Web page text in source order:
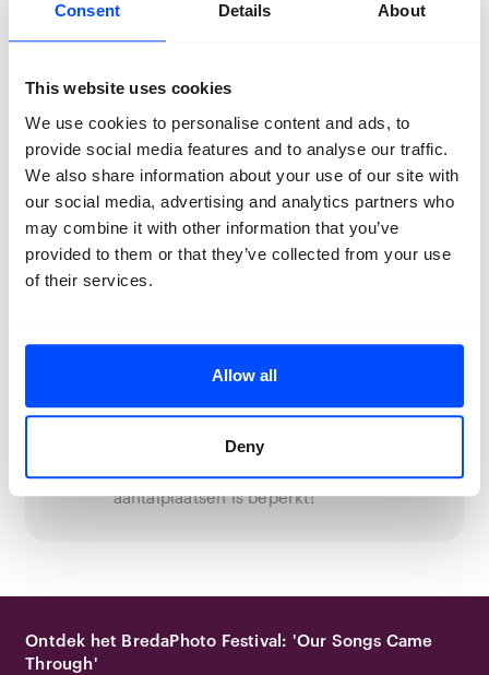
Consent Details About
This website uses cookies
We use cookies to personalise content and ads, to
provide social media features and to analyse our traffic.
We also share information about your use of our site with
our social media, advertising and analytics partners who
may combine it with other information that you’ve
provided to them or that they’ve collected from your use
of their services.
Allow all
Deny
We bieden je een exclusieve rondleiding op het
café van Carré Chassé (Chasséveld 3A). Alles verzorgd
collega’s en zakenrelaties hebt. Een enthousiast team
van BredaPhoto en Culinice maakt van jullie
evenement een onvergetelijke dag. Al mogelijk vanaf
20 personen.
Interesse gewekt? Informeer dan naar de
mogelijkheden: info@bredaphoto.nl
evenement BredaPhoto 2026
Wees er vroeg bij, want het
aantalplaatsen is beperkt!
Ontdek het BredaPhoto Festival: 'Our Songs Came
Through'